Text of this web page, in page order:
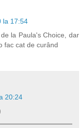
la 17:54
la Paula's Choice, dar
fac cat de curând
20:24